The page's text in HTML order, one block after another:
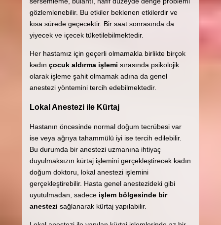
gözlemlenebilir. Bu etkiler beklenen etkilerdir ve
kısa sürede geçecektir. Bir saat sonrasında da
yiyecek ve içecek tüketilebilmektedir.
Her hastamız için geçerli olmamakla birlikte birçok
kadın çocuk aldırma işlemi sırasında psikolojik
olarak işleme şahit olmamak adına da genel
anestezi yöntemini tercih edebilmektedir.
Lokal Anestezi ile Kürtaj
Hastanın öncesinde normal doğum tecrübesi var
ise veya ağrıya tahammülü iyi ise tercih edilebilir.
Bu durumda bir anestezi uzmanına ihtiyaç
duyulmaksızın kürtaj işlemini gerçekleştirecek kadın
doğum doktoru, lokal anestezi işlemini
gerçekleştirebilir. Hasta genel anestezideki gibi
uyutulmadan, sadece işlem bölgesinde bir
anestezi sağlanarak kürtaj yapılabilir.